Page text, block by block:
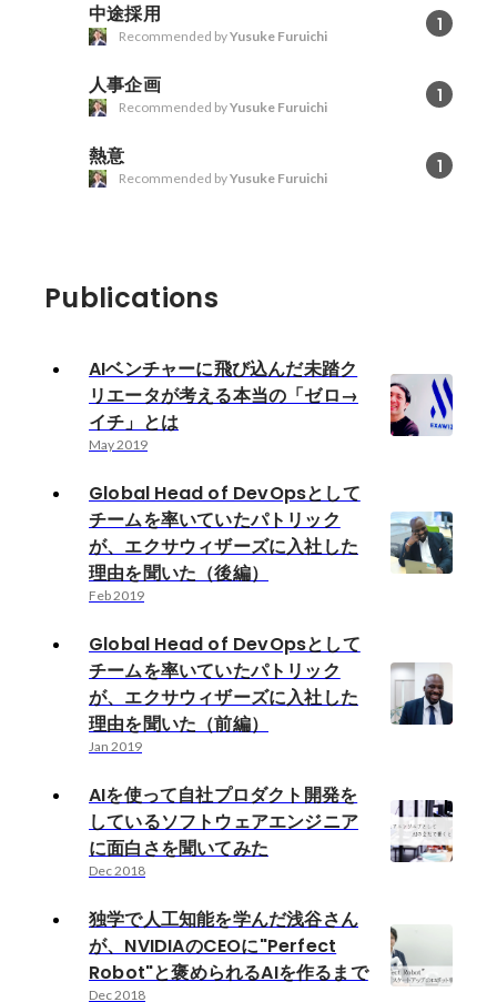
中途採用 1
Recommended byYusuke Furuichi
人事企画 1
Recommended byYusuke Furuichi
熱意 1
Recommended byYusuke Furuichi
Publications
AIベンチャーに飛び込んだ未踏ク
リエータが考える本当の「ゼロ→
イチ」とは
May 2019
Global Head of DevOpsとして
チームを率いていたパトリック
が、エクサウィザーズに入社した
理由を聞いた（後編）
Feb 2019
Global Head of DevOpsとして
チームを率いていたパトリック
が、エクサウィザーズに入社した
理由を聞いた（前編）
Jan 2019
AIを使って自社プロダクト開発を
しているソフトウェアエンジニア
に面白さを聞いてみた
Dec 2018
独学で人工知能を学んだ浅谷さん
が、NVIDIAのCEOに"Perfect
Robot"と褒められるAIを作るまで
Dec 2018